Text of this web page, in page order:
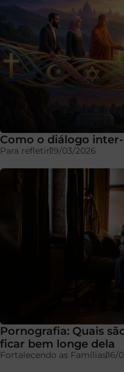
Como o diálogo
Para refletir19/03/2026
Pornografia: Quais
ficar bem longe dela
Fortalecendo as Famílias16/